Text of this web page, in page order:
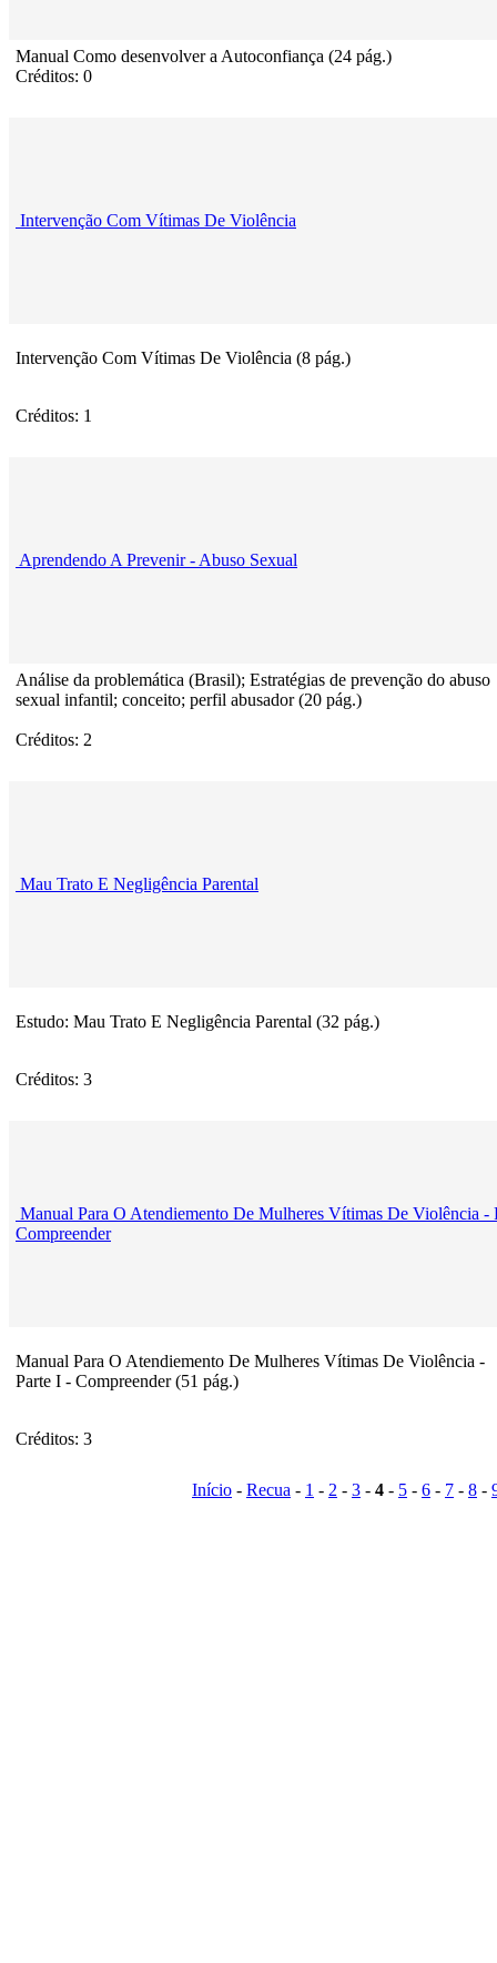
Manual Como desenvolver a Autoconfiança (24 pág.)
Créditos: 0
Intervenção Com Vítimas De Violência
Intervenção Com Vítimas De Violência (8 pág.)
Créditos: 1
Aprendendo A Prevenir - Abuso Sexual
Análise da problemática (Brasil); Estratégias de prevenção do abuso
sexual infantil; conceito; perfil abusador (20 pág.)
Créditos: 2
Mau Trato E Negligência Parental
Estudo: Mau Trato E Negligência Parental (32 pág.)
Créditos: 3
Manual Para O Atendiemento De Mulheres Vítimas De Violência -
Compreender
Manual Para O Atendiemento De Mulheres Vítimas De Violência -
Parte I - Compreender (51 pág.)
Créditos: 3
Início - Recua - 1 - 2 - 3 - 4 - 5 - 6 - 7 - 8 -